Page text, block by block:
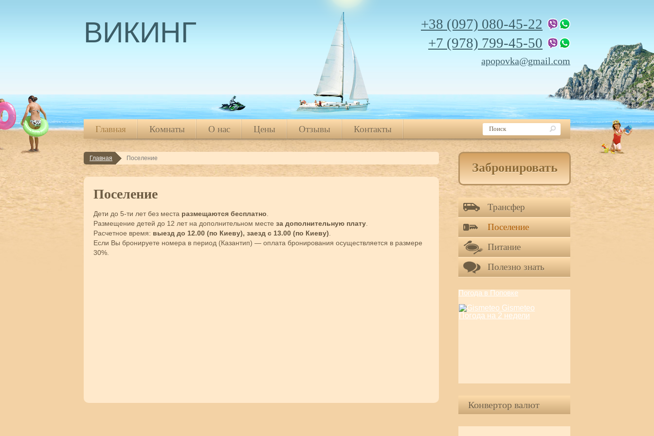
ВИКИНГ
+38 (097) 080-45-22
+7 (978) 799-45-50
apopovka@gmail.com
Главная
Главная
Комнаты
Комнаты
О нас
О нас
Цены
Цены
Отзывы
Отзывы
Контакты
Контакты
Главная Поселение
Поселение
Дети до 5-ти лет без места размещаются бесплатно
Размещение детей до 12 лет на дополнительном месте за дополнительную плату
Расчетное время: выезд до 12.00 (по Киеву), заезд с 13.00 (по Киеву)
Если Вы бронируете номера в период (Казантип) — оплата бронирования осуществляется в размере
30%.
Забронировать
Трансфер
Поселение
Питание
Полезно знать
Погода в Поповке
Gismeteo
Погода на 2 недели
Конвертор валют